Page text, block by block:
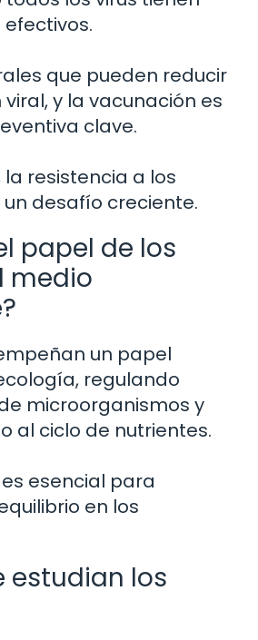
que pueden reducir
y la vacunación es
clave.
resistencia a los
desafío creciente.
papel de los
medio
un papel
regulando
microorganismos y
al ciclo de nutrientes.
esencial para
en los
estudian los